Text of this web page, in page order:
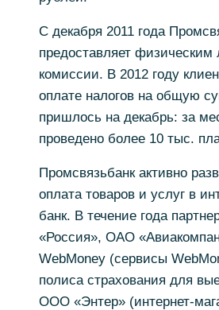
С декабря 2011 года
предоставляет
комиссии. В 2012 году
оплате налогов на общую
пришлось на декабрь: за
проведено более 10 тыс.
Промсвязьбанк активно
оплата товаров и услуг в
банк. В течение года
«Россия», ОАО
WebMoney (сервисы
полиса страхования для
ООО «Энтер» (интернет-